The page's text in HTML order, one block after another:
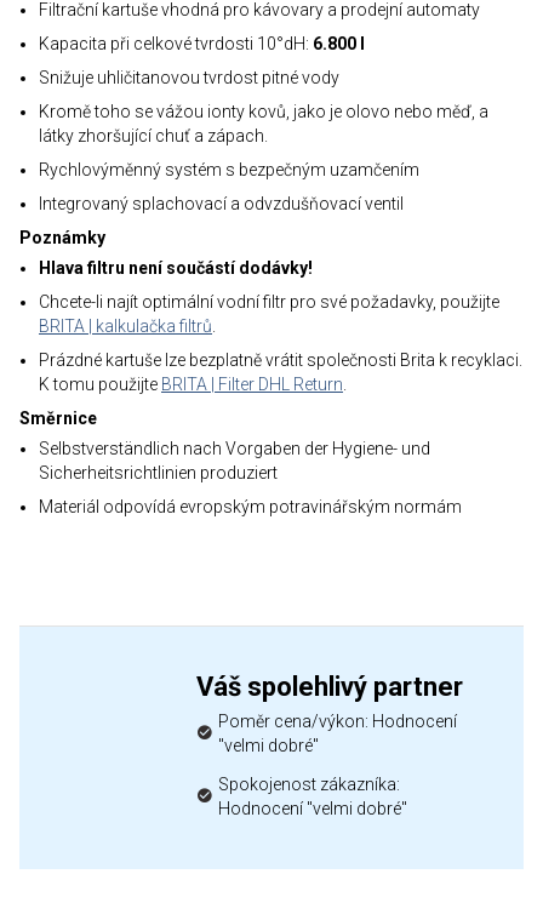
Filtrační kartuše vhodná pro kávovary a prodejní automaty
Kapacita při celkové tvrdosti 10°dH: 6.800 l
Snižuje uhličitanovou tvrdost pitné vody
Kromě toho se vážou ionty kovů, jako je olovo nebo měď, a
látky zhoršující chuť a zápach.
Rychlovýměnný systém s bezpečným uzamčením
Integrovaný splachovací a odvzdušňovací ventil
Poznámky
Hlava filtru není součástí dodávky!
Chcete-li najít optimální vodní filtr pro své požadavky, použijte
BRITA | kalkulačka filtrů
Prázdné kartuše lze bezplatně vrátit společnosti Brita k recyklaci.
K tomu použijte BRITA | Filter DHL Return
Směrnice
Selbstverständlich nach Vorgaben der Hygiene- und
Sicherheitsrichtlinien produziert
Materiál odpovídá evropským potravinářským normám
Váš spolehlivý partner
Poměr cena/výkon: Hodnocení
"velmi dobré"
Spokojenost zákazníka:
Hodnocení "velmi dobré"